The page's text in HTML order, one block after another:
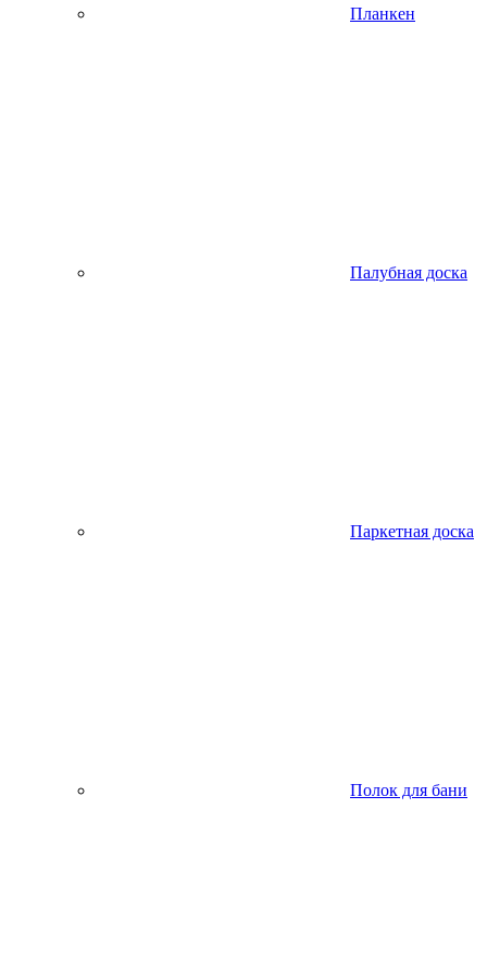
Планкен
Палубная доска
Паркетная доска
Полок для бани